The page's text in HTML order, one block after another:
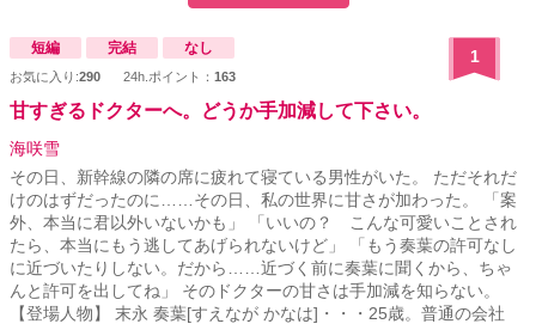
短編 完結 なし
お気に入り:290 24h.ポイント： 163
1
甘すぎるドクターへ。どうか手加減して下さい。
海咲雪
その日、新幹線の隣の席に疲れて寝ている男性がいた。 ただそれだ
けのはずだったのに……その日、私の世界に甘さが加わった。 「案
外、本当に君以外いないかも」 「いいの？ こんな可愛いことされ
たら、本当にもう逃してあげられないけど」 「もう奏葉の許可なし
に近づいたりしない。だから……近づく前に奏葉に聞くから、ちゃ
んと許可を出してね」 そのドクターの甘さは手加減を知らない。
【登場人物】 末永 奏葉[すえなが かなは]・・・25歳。普通の会社